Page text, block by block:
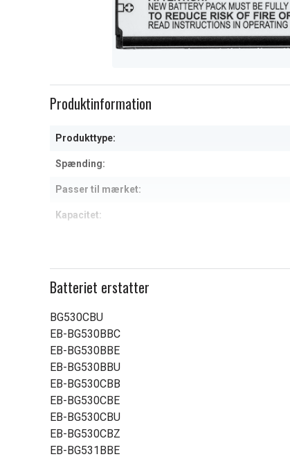
of
Produktinformation
Produkttype:
Spænding:
Passer til mærket:
Kapacitet:
Batteriet erstatter
BG530CBU
EB-BG530BBC
EB-BG530BBE
EB-BG530BBU
EB-BG530CBB
EB-BG530CBE
EB-BG530CBU
EB-BG530CBZ
EB-BG531BBE